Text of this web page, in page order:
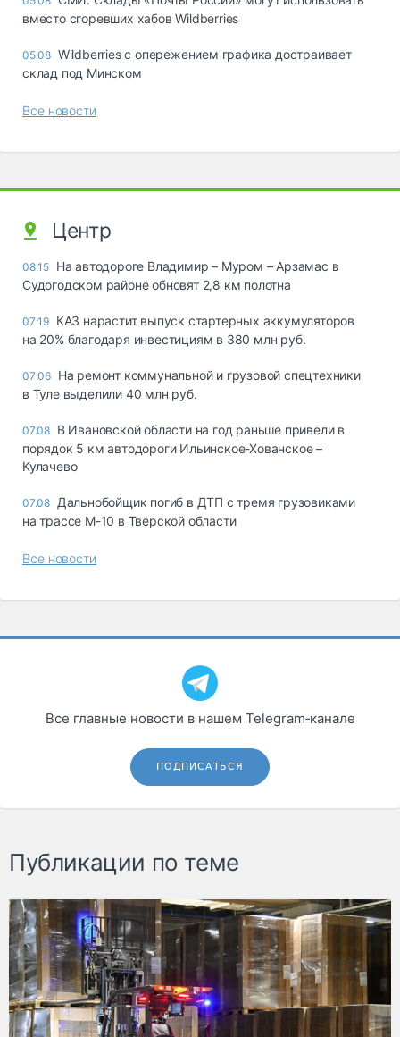
вместо сгоревших хабов Wildberries
05.08 Wildberries с опережением графика достраивает
склад под Минском
Все новости
Центр
08:15 На автодороге Владимир – Муром – Арзамас в
Судогодском районе обновят 2,8 км полотна
07:19 КАЗ нарастит выпуск стартерных аккумуляторов
на 20% благодаря инвестициям в 380 млн руб.
07:06 На ремонт коммунальной и грузовой спецтехники
в Туле выделили 40 млн руб.
07.08 В Ивановской области на год раньше привели в
порядок 5 км автодороги Ильинское-Хованское –
Кулачево
07.08 Дальнобойщик погиб в ДТП с тремя грузовиками
на трассе М-10 в Тверской области
Все новости
Все главные новости в нашем Telegram‑канале
ПОДПИСАТЬСЯ
Публикации по теме